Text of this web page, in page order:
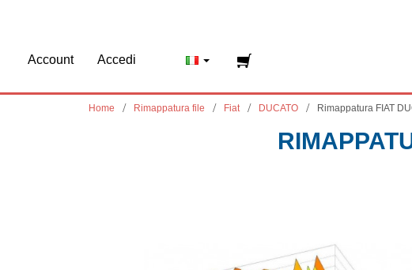
Account Accedi
Home Rimappatura file Fiat DUCATO Rimappatura FIAT